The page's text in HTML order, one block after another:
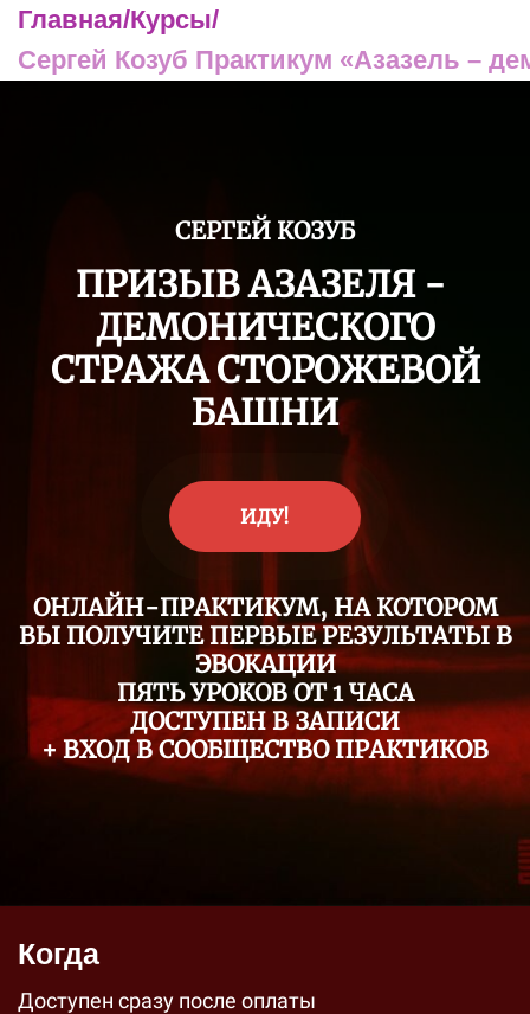
Главная/Курсы/
Сергей Козуб Практикум «Азазель –
СЕРГЕЙ КОЗУБ
ПРИЗЫВ АЗАЗЕЛЯ -
ДЕМОНИЧЕСКОГО
СТРАЖА СТОРОЖЕВОЙ
БАШНИ
ИДУ!
ОНЛАЙН-ПРАКТИКУМ, НА КОТОРОМ
ВЫ ПОЛУЧИТЕ ПЕРВЫЕ РЕЗУЛЬТАТЫ В
ЭВОКАЦИИ
ПЯТЬ УРОКОВ ОТ 1 ЧАСА
ДОСТУПЕН В ЗАПИСИ
+ ВХОД В СООБЩЕСТВО ПРАКТИКОВ
Когда
Доступен сразу после оплаты